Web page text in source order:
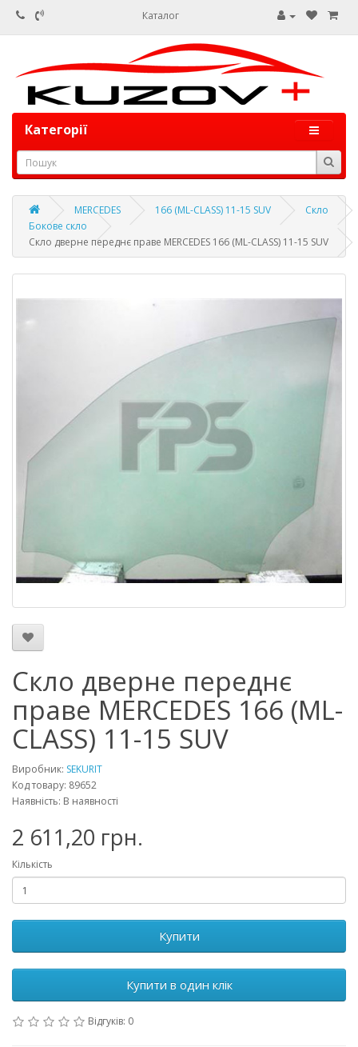
Каталог
Категорії
MERCEDES 166 (ML-CLASS) 11-15 SUV
Скло
Бокове скло
Скло дверне переднє праве MERCEDES 166 (ML-CLASS) 11-15 SUV
Скло дверне переднє
праве MERCEDES 166 (ML-
CLASS) 11-15 SUV
Виробник: SEKURIT
Код товару: 89652
Наявність: В наявності
2 611,20 грн.
Кількість
Купити
Купити в один клік
Відгуків: 0